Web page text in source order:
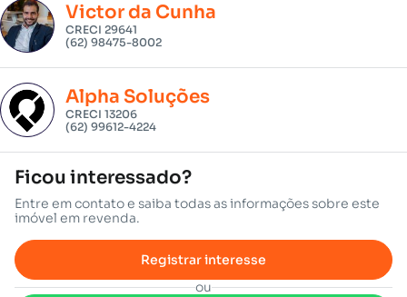
Victor da Cunha
CRECI 29641
(62) 98475-8002
Alpha Soluções
CRECI 13206
(62) 99612-4224
Ficou interessado?
Entre em contato e saiba todas as informações sobre este
imóvel em revenda.
Registrar interesse
ou